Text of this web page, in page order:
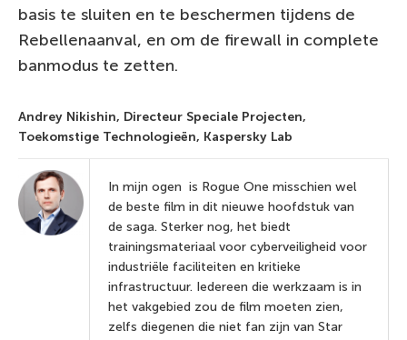
basis te sluiten en te beschermen tijdens de
Rebellenaanval, en om de firewall in complete
banmodus te zetten.
Andrey Nikishin, Directeur Speciale Projecten,
Toekomstige Technologieën, Kaspersky Lab
In mijn ogen is Rogue One misschien wel
de beste film in dit nieuwe hoofdstuk van
de saga. Sterker nog, het biedt
trainingsmateriaal voor cyberveiligheid voor
industriële faciliteiten en kritieke
infrastructuur. Iedereen die werkzaam is in
het vakgebied zou de film moeten zien,
zelfs diegenen die niet fan zijn van Star